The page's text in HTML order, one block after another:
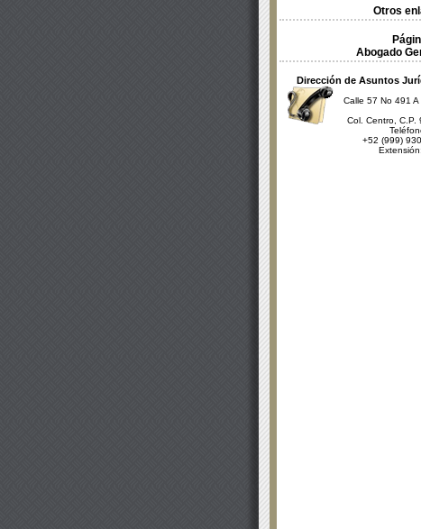
Otros
Abogado
Dirección de Asuntos
Calle 57 No 491 A
Col. Centro, C.P.
+52 (999)